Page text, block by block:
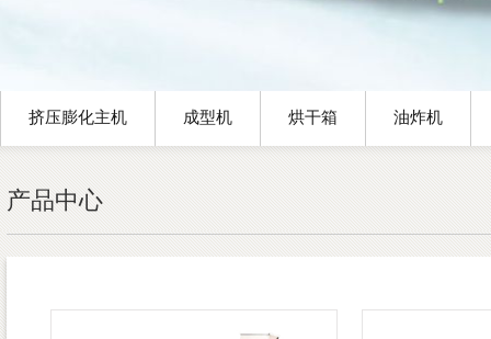
挤压膨化主机 成型机 烘干箱 油炸机
产品中心